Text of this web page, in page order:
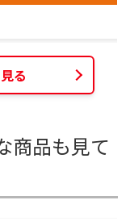
る
商品も見て